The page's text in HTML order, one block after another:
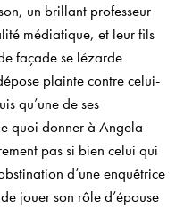
un brillant professeur
médiatique, et leur fils
façade se lézarde
plainte contre celui-
qu’une de ses
quoi donner à Angela
pas si bien celui qui
d’une enquêtrice
jouer son rôle d’épouse